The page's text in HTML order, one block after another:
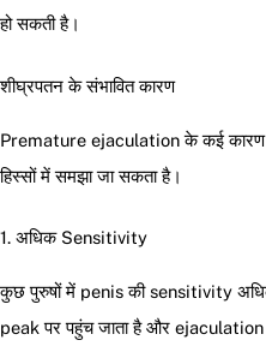
हो सकती है।
शीघ्रपतन के संभावित कारण
Premature ejaculation के कई कारण
हिस्सों में समझा जा सकता है।
1. अधिक Sensitivity
कुछ पुरुषों में penis की sensitivity
peak पर पहुंच जाता है और ejaculation